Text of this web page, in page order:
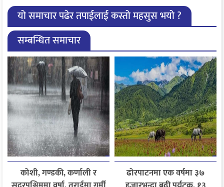
यो समाचार पढेर तपाईलाई कस्तो महसुस भयो ?
सम्बन्धित समाचार
कोशी, गण्डकी, कर्णाली र
ढोरपाटनमा एक वर्षमा ३७